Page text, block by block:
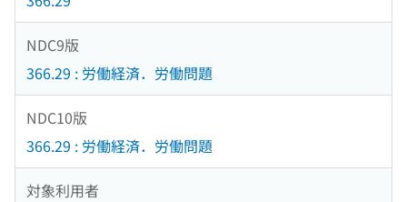
NDC9版
366.29 : 労働経済．労働問題
NDC10版
366.29 : 労働経済．労働問題
対象利用者